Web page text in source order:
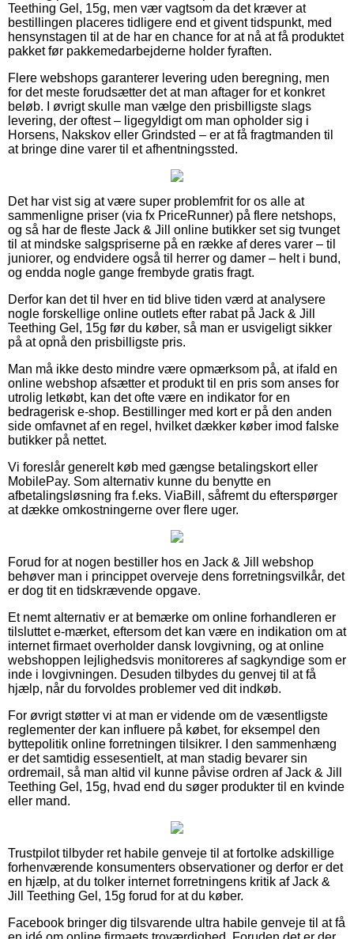
Teething Gel, 15g, men vær vagtsom da det kræver at
bestillingen placeres tidligere end et givent tidspunkt, med
hensynstagen til at de har en chance for at nå at få produktet
pakket før pakkemedarbejderne holder fyraften.
Flere webshops garanterer levering uden beregning, men
for det meste forudsætter det at man aftager for et konkret
beløb. I øvrigt skulle man vælge den prisbilligste slags
levering, der oftest – ligegyldigt om man opholder sig i
Horsens, Nakskov eller Grindsted – er at få fragtmanden til
at bringe dine varer til et afhentningssted.
Det har vist sig at være super problemfrit for os alle at
sammenligne priser (via fx PriceRunner) på flere netshops,
og så har de fleste Jack & Jill online butikker set sig tvunget
til at mindske salgspriserne på en række af deres varer – til
juniorer, og endvidere også til herrer og damer – helt i bund,
og endda nogle gange frembyde gratis fragt.
Derfor kan det til hver en tid blive tiden værd at analysere
nogle forskellige online outlets efter rabat på Jack & Jill
Teething Gel, 15g før du køber, så man er usvigeligt sikker
på at opnå den prisbilligste pris.
Man må ikke desto mindre være opmærksom på, at ifald en
online webshop afsætter et produkt til en pris som anses for
utrolig letkøbt, kan det ofte være en indikator for en
bedragerisk e-shop. Bestillinger med kort er på den anden
side omfavnet af en regel, hvilket dækker køber imod falske
butikker på nettet.
Vi foreslår generelt køb med gængse betalingskort eller
MobilePay. Som alternativ kunne du benytte en
afbetalingsløsning fra f.eks. ViaBill, såfremt du efterspørger
at dække omkostningerne over flere uger.
Forud for at nogen bestiller hos en Jack & Jill webshop
behøver man i princippet overveje dens forretningsvilkår, det
er dog tit en tidskrævende opgave.
Et nemt alternativ er at bemærke om online forhandleren er
tilsluttet e-mærket, eftersom det kan være en indikation om at
internet firmaet overholder dansk lovgivning, og at online
webshoppen lejlighedsvis monitoreres af sagkyndige som er
inde i lovgivningen. Desuden tilbydes du genvej til at få
hjælp, når du forvoldes problemer ved dit indkøb.
For øvrigt støtter vi at man er vidende om de væsentligste
reglementer der kan influere på købet, for eksempel den
byttepolitik online forretningen tilsikrer. I den sammenhæng
er det samtidig essesentielt, at man stadig bevarer sin
ordremail, så man altid vil kunne påvise ordren af Jack & Jill
Teething Gel, 15g, hvad end du søger produkter til en kvinde
eller mand.
Trustpilot tilbyder ret habile genveje til at fortolke adskillige
forhenværende konsumenters observationer og derfor er det
en hjælp, at du tolker internet forretningens kritik af Jack &
Jill Teething Gel, 15g forud for at du køber.
Facebook bringer dig tilsvarende ultra habile genveje til at få